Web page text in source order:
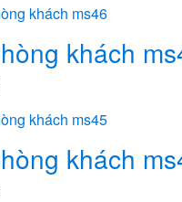
khách
khách